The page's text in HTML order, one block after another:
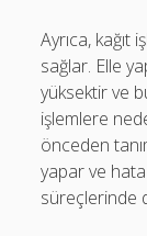
Ayrıca, kağıt
sağlar. Elle
yüksektir ve
işlemlere
önceden
yapar ve
süreçlerinde